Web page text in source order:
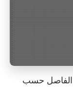
الفاصل حسب